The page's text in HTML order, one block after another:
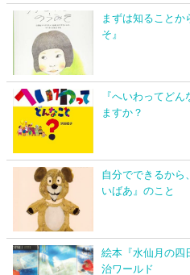
まずは知ること
そ』
『へいわってど
ますか？
自分でできるから
いばあ』のこと
絵本『水仙月の
治ワールド